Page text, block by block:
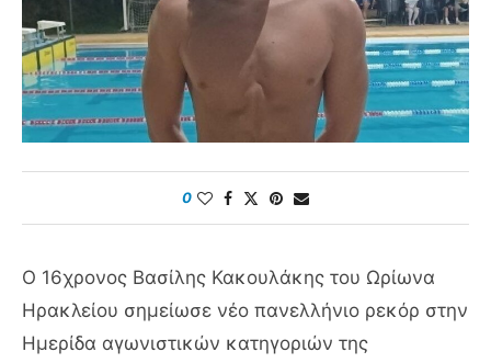
0
Ο 16χρονος Βασίλης Κακουλάκης του Ωρίωνα
Ηρακλείου σημείωσε νέο πανελλήνιο ρεκόρ στην
Ημερίδα αγωνιστικών κατηγοριών της